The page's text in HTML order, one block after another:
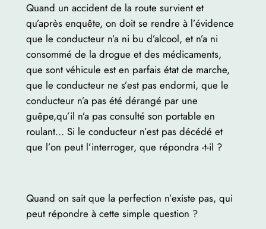
Quand un accident de la route survient et
qu’après enquête, on doit se rendre à l’évidence
que le conducteur n’a ni bu d’alcool, et n’a ni
consommé de la drogue et des médicaments,
que sont véhicule est en parfais état de marche,
que le conducteur ne s’est pas endormi, que le
conducteur n’a pas été dérangé par une
guêpe,qu’il n’a pas consulté son portable en
roulant… Si le conducteur n’est pas décédé et
que l’on peut l’interroger, que répondra -t-il ?
Quand on sait que la perfection n’existe pas, qui
peut répondre à cette simple question ?